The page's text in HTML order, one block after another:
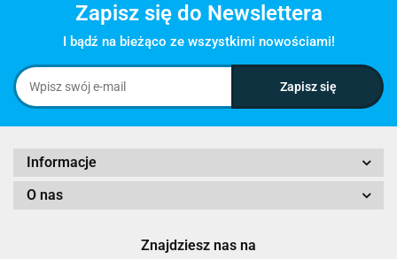
Zapisz się do Newslettera
I bądź na bieżąco ze wszystkimi nowościami!
Informacje
O nas
Znajdziesz nas na